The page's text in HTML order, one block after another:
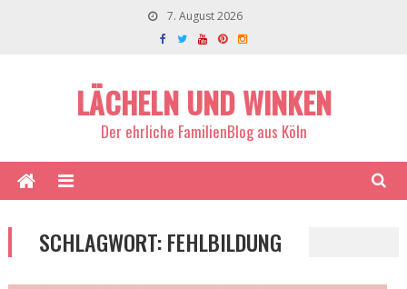
7. August 2026
LÄCHELN UND WINKEN
Der ehrliche FamilienBlog aus Köln
SCHLAGWORT:FEHLBILDUNG